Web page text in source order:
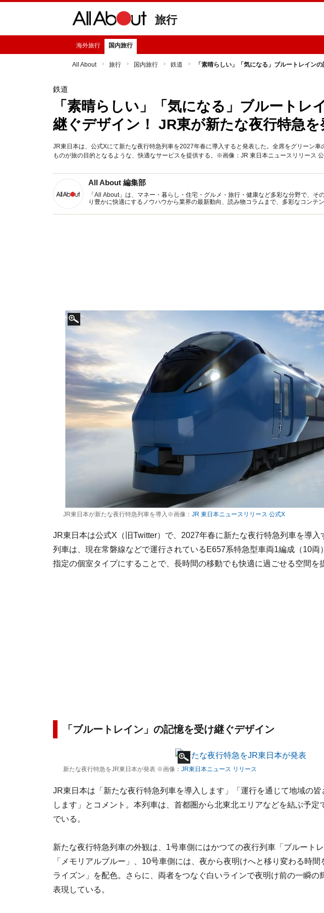
旅行
海外旅行 国内旅行
All About 旅行 国内旅行 鉄道 「素晴らしい」「気になる」ブルートレイン
鉄道
「素晴らしい」「気になる」ブルートレ
継ぐデザイン！ JR東が新たな夜行特急を
JR東日本は、公式Xにて新たな夜行特急列車を2027年春に導入すると発表した。全席をグリーン
ものが旅の目的となるような、快適なサービスを提供する。※画像：JR 東日本ニュースリリース
All About 編集部
「All About」は、マネー・暮らし・住宅・グルメ・旅行・健康など多彩な分野で、そ
り豊かに快適にするノウハウから業界の最新動向、読み物コラムまで、多彩なコンテ
JR東日本が新たな夜行特急列車を導入※画像： JR 東日本ニュースリリース 公式X
JR東日本は公式X（旧Twitter）で、2027年春に新たな夜行特急列車を導入
列車は、現在常磐線などで運行されているE657系特急型車両1編成（10両
指定の個室タイプにすることで、長時間の移動でも快適に過ごせる空間を
「ブルートレイン」の記憶を受け継ぐデザイン
新たな夜行特急をJR東日本が発表 ※画像： JR東日本ニュース リリース
JR東日本は「新たな夜行特急列車を導入します」「運行を通じて地域の
します」とコメント。本列車は、首都圏から北東北エリアなどを結ぶ予定
でいる。
新たな夜行特急列車の外観は、1号車側にはかつての夜行列車「ブルート
「メモリアルブルー」、10号車側には、夜から夜明けへと移り変わる時
ライズン」を配色。さらに、両者をつなぐ白いラインで夜明け前の一瞬の
表現している。